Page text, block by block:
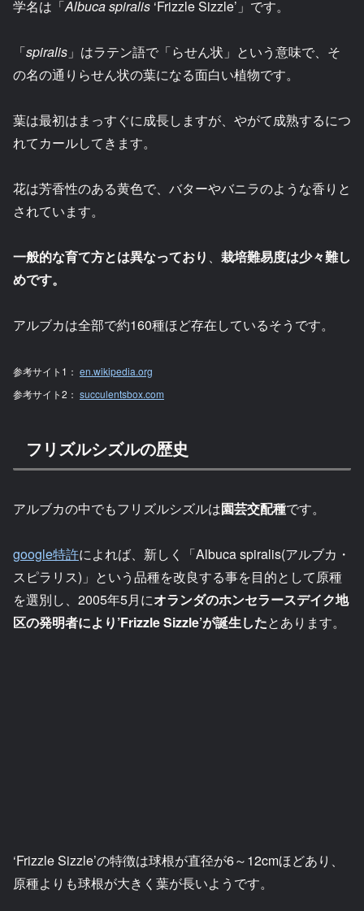
学名は「Albucaspiralis ‘Frizzle Sizzle’ 」です。
「spiralis 」はラテン語で「らせん状」という意味で、そ
の名の通りらせん状の葉になる面白い植物です。
葉は最初はまっすぐに成長しますが、やがて成熟するにつ
れてカールしてきます。
花は芳香性のある黄色で、バターやバニラのような香りと
されています。
一般的な育て方とは異なっており 、 栽培難易度は少々難し
めです。
アルブカは全部で約160種ほど存在しているそうです。
参考サイト 1： en.wikipedia.org
参考サイト2： succulentsbox.com
フリズルシズルの歴史
アルブカの中でもフリズルシズルは園芸交配種です。
google特許によれば、新しく「Albuca spiralis(アルブカ・
スピラリス)」という品種を改良する事を目的として原種
を選別し、2005年5月にオランダのホンセラースデイク地
区の発明者により’Frizzle Sizzle’が誕生したとあります。
‘Frizzle Sizzle’の特徴は球根が直径が6～12cmほどあり、
原種よりも球根が大きく葉が長いようです。